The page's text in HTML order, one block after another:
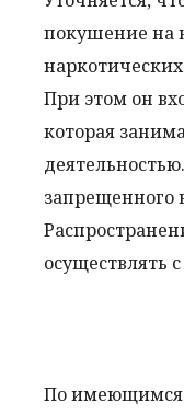
покушение на
При этом он
которая
запрещенного
осуществлять
По